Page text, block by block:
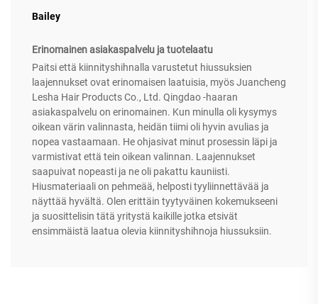
Bailey
Erinomainen asiakaspalvelu ja tuotelaatu
Paitsi että kiinnityshihnalla varustetut hiussuksien
laajennukset ovat erinomaisen laatuisia, myös Juancheng
Lesha Hair Products Co., Ltd. Qingdao -haaran
asiakaspalvelu on erinomainen. Kun minulla oli kysymys
oikean värin valinnasta, heidän tiimi oli hyvin avulias ja
nopea vastaamaan. He ohjasivat minut prosessin läpi ja
varmistivat että tein oikean valinnan. Laajennukset
saapuivat nopeasti ja ne oli pakattu kauniisti.
Hiusmateriaali on pehmeää, helposti tyyliinnettävää ja
näyttää hyvältä. Olen erittäin tyytyväinen kokemukseeni
ja suosittelisin tätä yritystä kaikille jotka etsivät
ensimmäistä laatua olevia kiinnityshihnoja hiussuksiin.